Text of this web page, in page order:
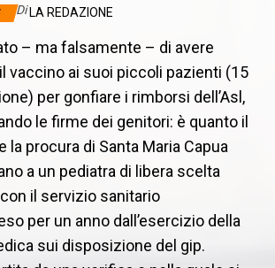
Di LA REDAZIONE
– ma falsamente – di avere
vaccino ai suoi piccoli pazienti (15
per gonfiare i rimborsi dell’Asl,
le firme dei genitori: è quanto il
la procura di Santa Maria Capua
a un pediatra di libera scelta
il servizio sanitario
per un anno dall’esercizio della
sui disposizione del gip.